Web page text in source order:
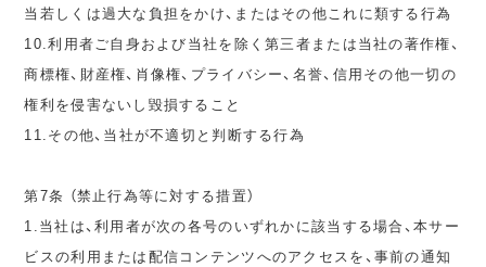
当若しくは過大な負担をかけ、またはその他これに類する行為
10.利用者ご自身および当社を除く第三者または当社の著作権、
商標権、財産権、肖像権、プライバシー、名誉、信用その他一切の
権利を侵害ないし毀損すること
11.その他、当社が不適切と判断する行為
第7条 （禁止行為等に対する措置）
1.当社は、利用者が次の各号のいずれかに該当する場合、本サー
ビスの利用または配信コンテンツへのアクセスを、事前の通知